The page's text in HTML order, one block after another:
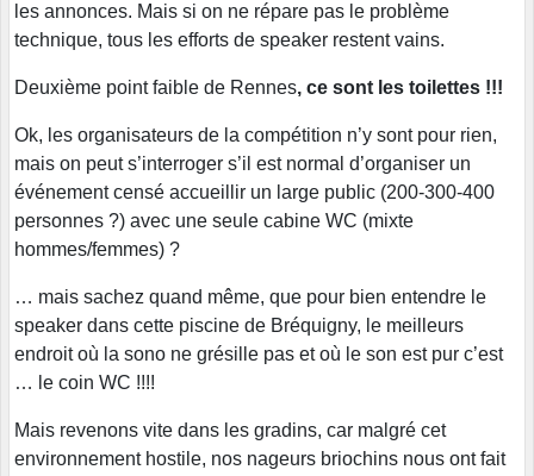
les annonces. Mais si on ne répare pas le problème
technique, tous les efforts de speaker restent vains.
Deuxième point faible de Rennes, ce sont les toilettes !!!
Ok, les organisateurs de la compétition n’y sont pour rien,
mais on peut s’interroger s’il est normal d’organiser un
événement censé accueillir un large public (200-300-400
personnes ?) avec une seule cabine WC (mixte
hommes/femmes) ?
… mais sachez quand même, que pour bien entendre le
speaker dans cette piscine de Bréquigny, le meilleurs
endroit où la sono ne grésille pas et où le son est pur c’est
… le coin WC !!!!
Mais revenons vite dans les gradins, car malgré cet
environnement hostile, nos nageurs briochins nous ont fait